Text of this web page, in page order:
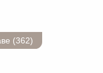
(362)